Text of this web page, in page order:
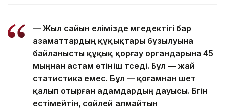
— Жыл сайын елімізде мүгедектігі бар
азаматтардың құқықтары бұзылуына
байланысты құқық қорғау органдарына 45
мыңнан астам өтініш түседі. Бұл — жай
статистика емес. Бұл — қоғамнан шет
қалып отырған адамдардың дауысы. Бүгін
естімейтін, сөйлей алмайтын